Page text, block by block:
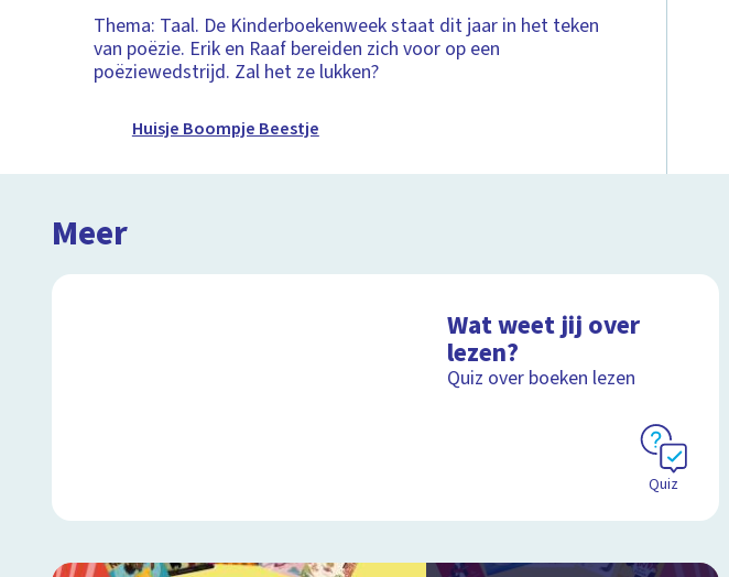
Thema: Taal. De Kinderboekenweek staat dit jaar in het teken
van poëzie. Erik en Raaf bereiden zich voor op een
poëziewedstrijd. Zal het ze lukken?
Huisje Boompje Beestje
Meer
Wat weet jij over
lezen?
Quiz over boeken lezen
Quiz